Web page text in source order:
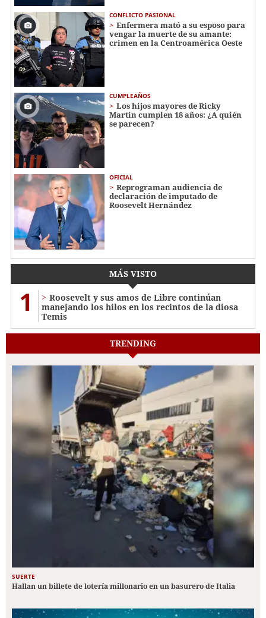
CONFLICTO PASIONAL
Enfermera mató a su esposo para
vengar la muerte de su amante:
crimen en la Centroamérica Oeste
CUMPLEAÑOS
Los hijos mayores de Ricky
Martin cumplen 18 años: ¿A quién
se parecen?
OFICIAL
Reprograman audiencia de
declaración de imputado de
Roosevelt Hernández
MÁS VISTO
1
Roosevelt y sus amos de Libre continúan
manejando los hilos en los recintos de la diosa
Temis
TRENDING
SUERTE
Hallan un billete de lotería millonario en un basurero de Italia